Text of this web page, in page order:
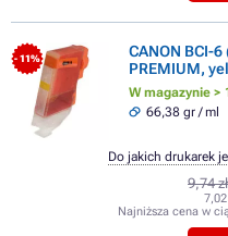
- 11%
CANON BCI-
PREMIUM,
W magazynie >
66,38 gr / ml
9,74 zł
7,02
Najniższa cena w
Do jakich drukarek